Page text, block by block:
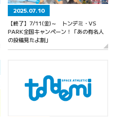
2025.07.10
【終了】7/11(金)～ トンデミ・VS
PARK全国キャンペーン！「あの有名人
の投稿見たよ割」